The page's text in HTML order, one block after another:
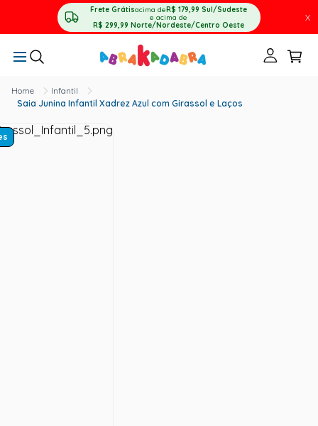
Frete Grátisacima deR$ 179,99 Sul/Sudeste
e acima de
R$ 299,99 Norte/Nordeste/Centro Oeste
X
Infantil
Saia Junina Infantil Xadrez Azul com Girassol e Laços